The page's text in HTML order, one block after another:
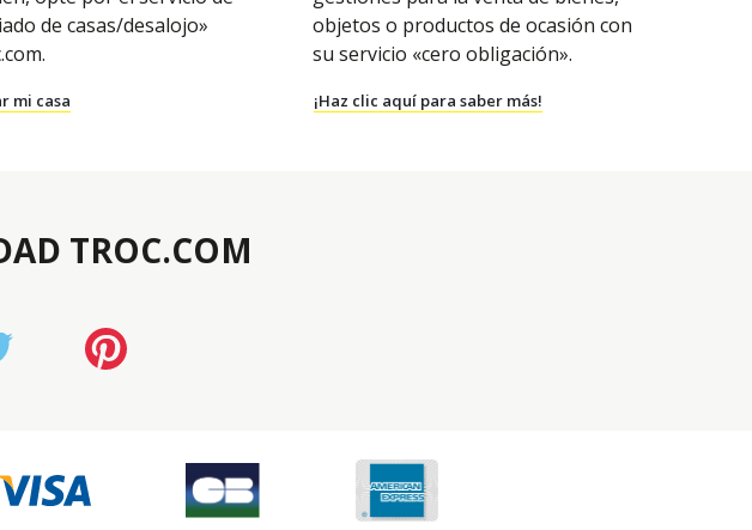
de casas/desalojo»
mi casa
objetos o productos de ocasión con
su servicio «cero obligación».
¡Haz clic aquí para saber más!
TROC.COM